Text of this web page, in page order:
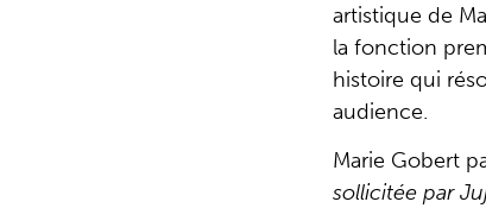
artistique de
la fonction
histoire qui
audience.
Marie Gobert
sollicitée par